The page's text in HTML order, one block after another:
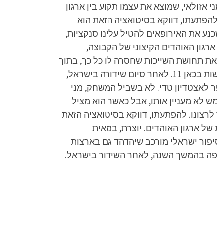
אזולאי, שמוצא את עצמו תקוע בין ארגון
דווקא בסיטואציה הזאת הוא
את האירופאים להטיל עלינו סנקציות,
האוהדים הקיצוני של הקבוצה,
תחושת השייכות שחסרה לו כל כך, בתוך
העולם הסוער והלאומני של ארגון האוהדים. "חוליגנים" תשודר בימי שני החל מה-9.6, מיד לאחר מהדורת החדשות בכאן 11. לאחר סיום שידורה בישראל,
לאצטדיון טדי. לא בשביל המשחק, מני
לא מעניין אותו, אבל כאשר הוא מציל
להפתעתו, דווקא בסיטואציה הזאת
ארגון האוהדים. יוצרת, במאית
ישראלי מורכב שיהדהד גם בארצות